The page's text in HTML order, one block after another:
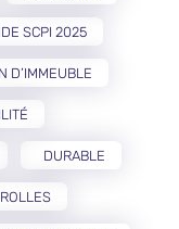
SCPI 2025
D’IMMEUBLE
DURABLE